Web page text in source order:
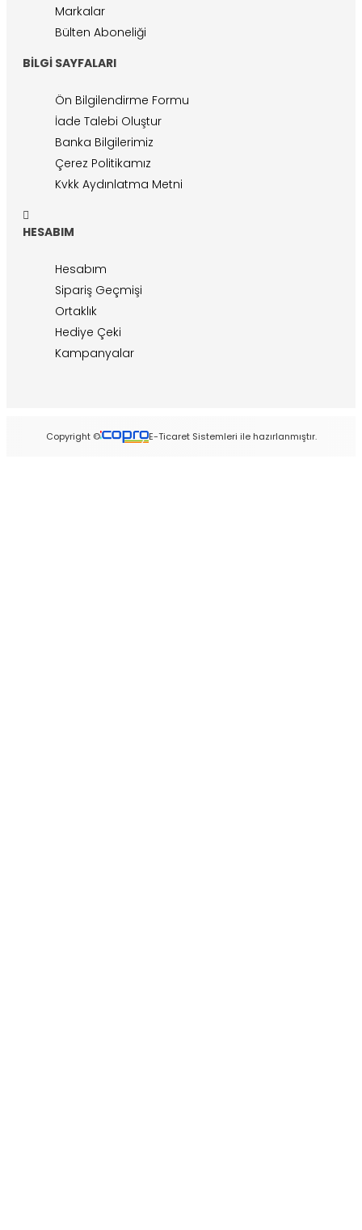
Markalar
Bülten Aboneliği
BILGI SAYFALARI
Ön Bilgilendirme Formu
İade Talebi Oluştur
Banka Bilgilerimiz
Çerez Politikamız
Kvkk Aydınlatma Metni
HESABIM
Hesabım
Sipariş Geçmişi
Ortaklık
Hediye Çeki
Kampanyalar